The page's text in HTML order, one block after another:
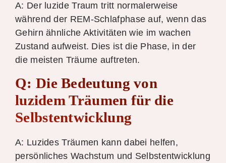
A: Der luzide Traum tritt normalerweise
während der REM-Schlafphase auf, wenn das
Gehirn ähnliche Aktivitäten wie im wachen
Zustand aufweist. Dies ist die Phase, in der
die meisten Träume auftreten.
Q: Die Bedeutung von
luzidem Träumen für die
Selbstentwicklung
A: Luzides Träumen kann dabei helfen,
persönliches Wachstum und Selbstentwicklung